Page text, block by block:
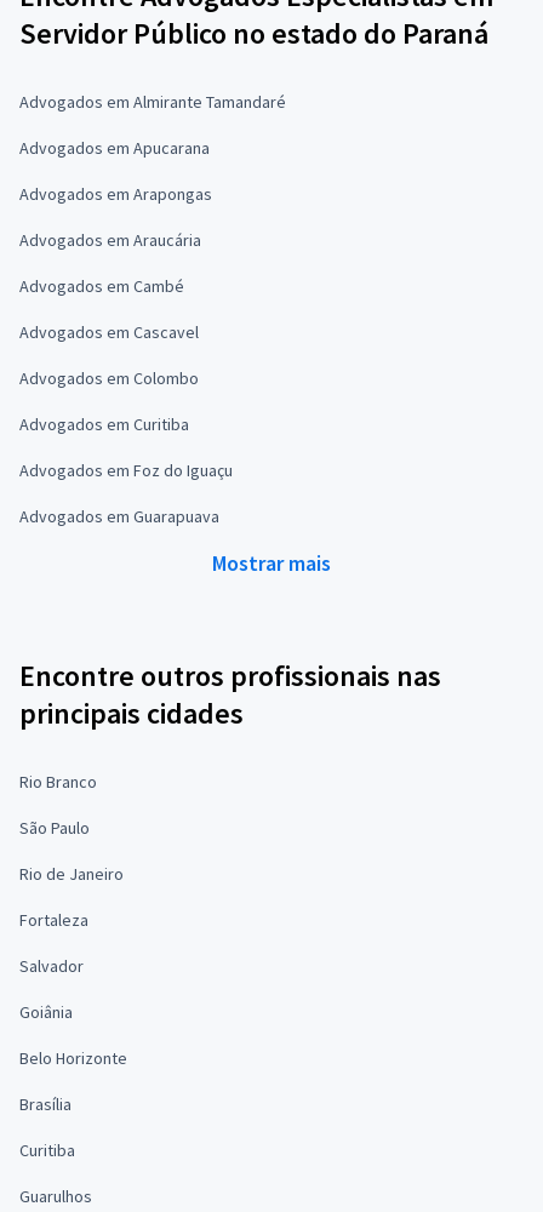
Servidor Público no estado do Paraná
Advogados em Almirante Tamandaré
Advogados em Apucarana
Advogados em Arapongas
Advogados em Araucária
Advogados em Cambé
Advogados em Cascavel
Advogados em Colombo
Advogados em Curitiba
Advogados em Foz do Iguaçu
Advogados em Guarapuava
Mostrar mais
Encontre outros profissionais nas
principais cidades
Rio Branco
São Paulo
Rio de Janeiro
Fortaleza
Salvador
Goiânia
Belo Horizonte
Brasília
Curitiba
Guarulhos